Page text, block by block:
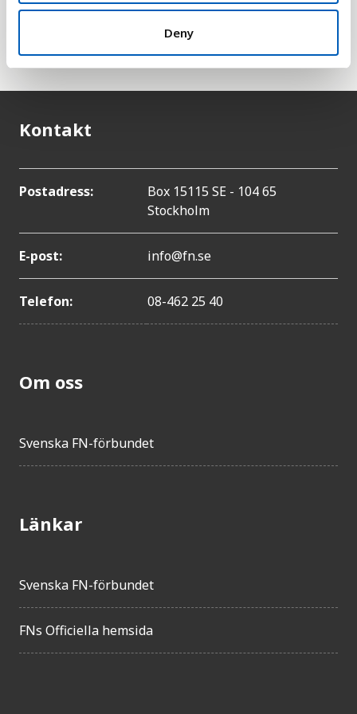
Deny
heller med i den här statistiken eftersom dessa tas
han om FN:s särskilda organ för palestinska
flyktingar,
Kontakt
Postadress:
Box 15115 SE - 104 65
Stockholm
E-post: info@fn.se
Telefon: 08-462 25 40
Om oss
Svenska FN-förbundet
Länkar
Svenska FN-förbundet
FNs Officiella hemsida